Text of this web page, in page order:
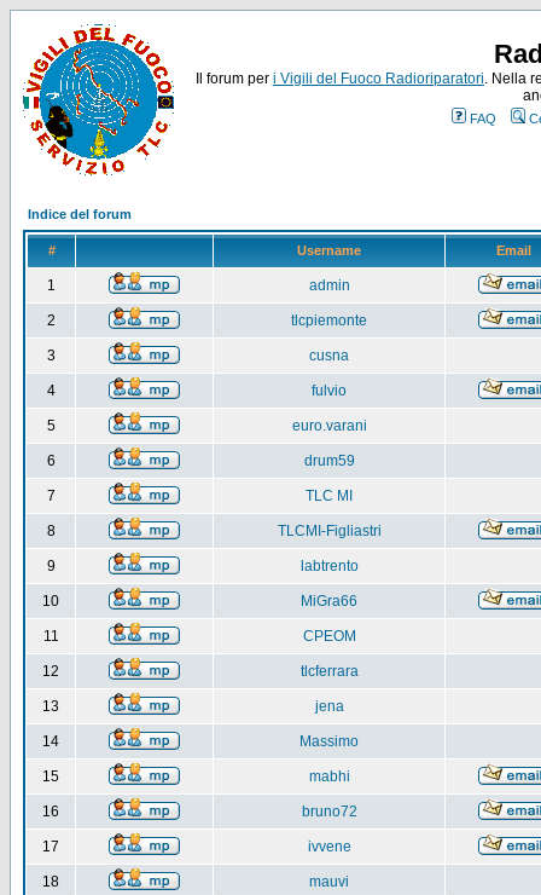
Il forum per i Vigili del Fuoco Radioriparatori. Nella
FAQ
Indice del forum
# Username Email
1 admin
2 tlcpiemonte
3 cusna
4 fulvio
5 euro.varani
6 drum59
7 TLC MI
8 TLCMI-Figliastri
9 labtrento
10 MiGra66
11 CPEOM
12 tlcferrara
13 jena
14 Massimo
15 mabhi
16 bruno72
17 ivvene
18 mauvi